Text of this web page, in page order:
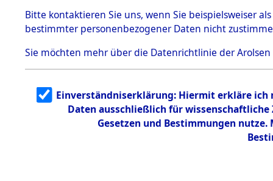
5.3.1 Alliierte
Erhebungen
zu
Todesmärsch
en
5.3.2
g
5.3.3
Todesmärsch
Bitte kontaktieren Sie uns, wenn Sie beispielsweiser
bestimmter personenbezogener Daten nicht
Sie möchten mehr über die Datenrichtlinie der Arolsen
Einverständniserklärung: Hiermit erkläre ich
Daten ausschließlich für
Gesetzen und Bestimmungen